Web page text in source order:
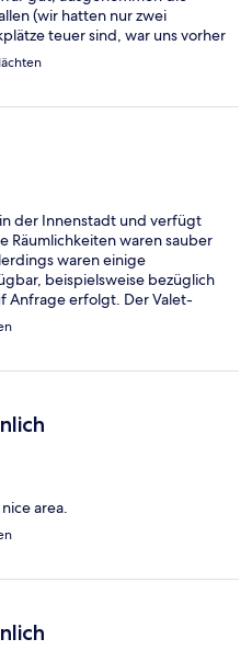
(wir hatten nur zwei
teuer sind, war uns vorher
war gut. Wir würden das
es empfehlen.
der Innenstadt und verfügt
Räumlichkeiten waren sauber
waren einige
beispielsweise bezüglich
Anfrage erfolgt. Der Valet-
oder personell
ausgestattet und das Bett
fühlten wir uns sicher,
Gegend gab. Das
ich nicht empfehlen; das
überteuert und der Service
Hotel insgesamt gut.
area.